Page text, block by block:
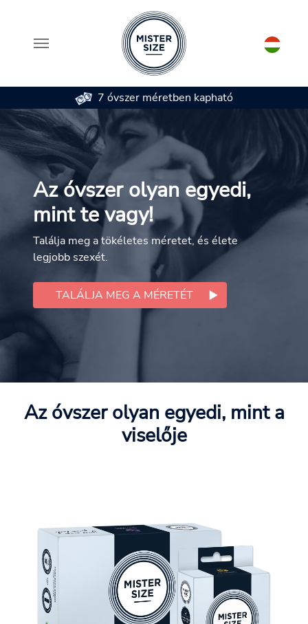
Skip to main content
7 óvszer méretben kapható
Az óvszer olyan egyedi,
mint te vagy!
Találja meg a tökéletes méretet, és élete
legjobb szexét.
TALÁLJA MEG A MÉRETÉT
Az óvszer olyan egyedi, mint a
viselője